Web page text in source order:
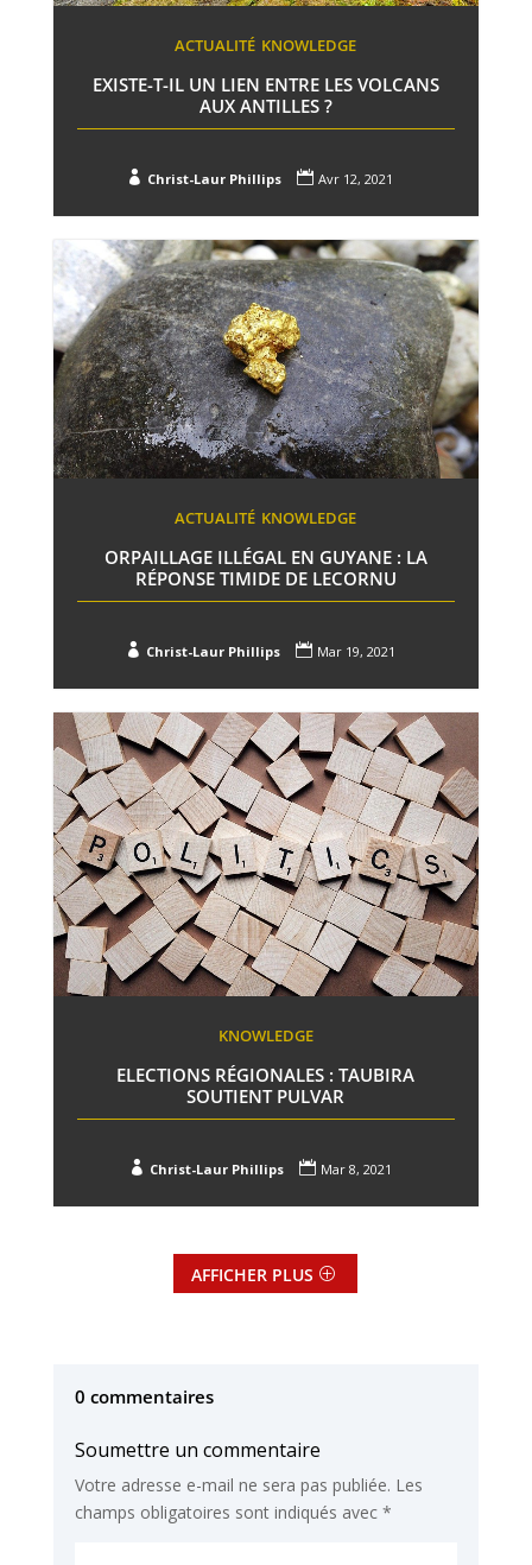
ACTUALITÉ KNOWLEDGE
EXISTE-T-IL UN LIEN ENTRE LES VOLCANS
AUX ANTILLES ?
 Christ-Laur Phillips  Avr 12, 2021
ACTUALITÉ KNOWLEDGE
ORPAILLAGE ILLÉGAL EN GUYANE : LA
RÉPONSE TIMIDE DE LECORNU
 Christ-Laur Phillips  Mar 19, 2021
KNOWLEDGE
ELECTIONS RÉGIONALES : TAUBIRA
SOUTIENT PULVAR
 Christ-Laur Phillips  Mar 8, 2021
AFFICHER PLUS
0 commentaires
Soumettre un commentaire
Votre adresse e-mail ne sera pas publiée. Les
champs obligatoires sont indiqués avec *